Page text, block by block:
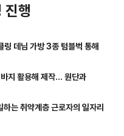
진행
데님 가방 3종 텀블벅 통해
지 활용해 제작… 원단과
는 취약계층 근로자의 일자리